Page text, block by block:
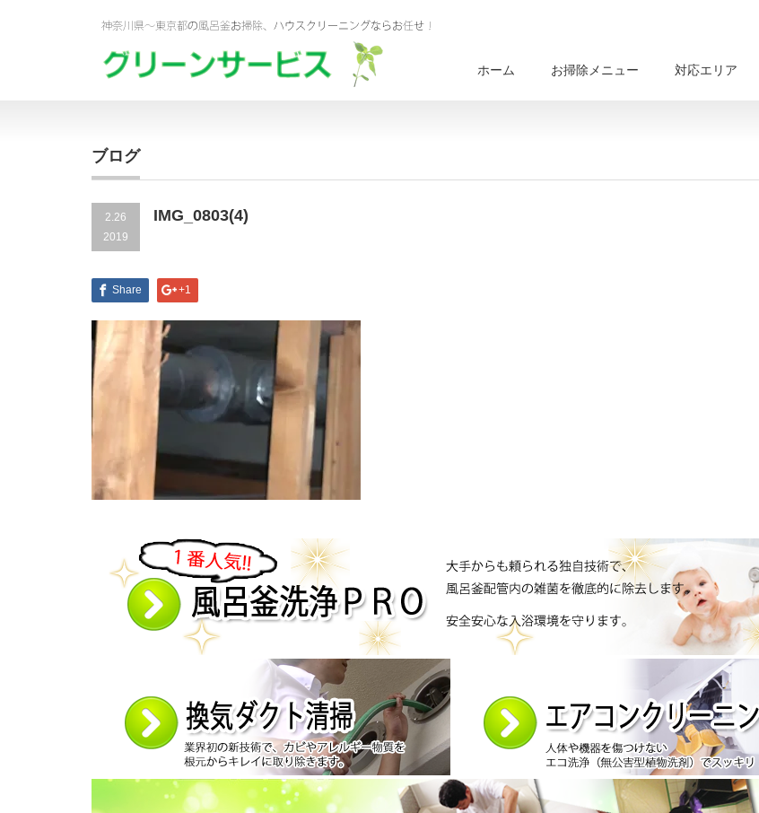
ホーム お掃除メニュー 対応エリア
ブログ
2.26
2019
IMG_0803(4)
Share +1